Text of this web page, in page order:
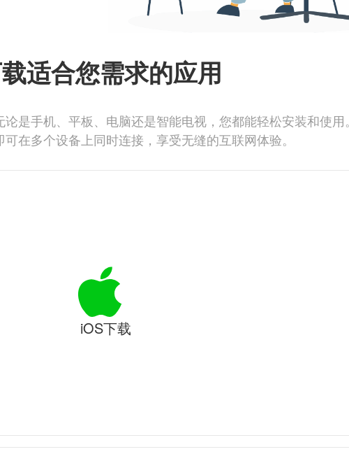
适合您需求的应用
是手机、平板、电脑还是智能电视，您都能轻松安装和使用。
在多个设备上同时连接，享受无缝的互联网体验。
iOS下载